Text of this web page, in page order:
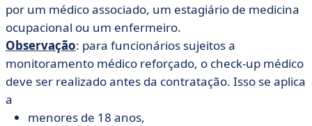
por um médico associado, um estagiário de medicina
ocupacional ou um enfermeiro.
Observação: para funcionários sujeitos a
monitoramento médico reforçado, o check-up médico
deve ser realizado antes da contratação. Isso se aplica
a
menores de 18 anos,